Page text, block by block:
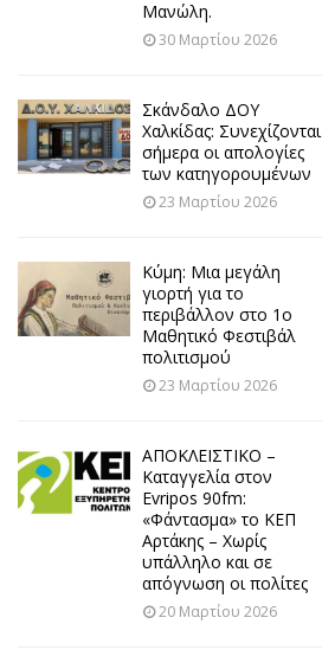
Μανώλη.
30 Μαρτίου 2026
Σκάνδαλο ΔΟΥ
Χαλκίδας: Συνεχίζονται
σήμερα οι απολογίες
των κατηγορουμένων
23 Μαρτίου 2026
Κύμη: Μια μεγάλη
γιορτή για το
περιβάλλον στο 1ο
Μαθητικό Φεστιβάλ
πολιτισμού
23 Μαρτίου 2026
ΑΠΟΚΛΕΙΣΤΙΚΟ –
Καταγγελία στον
Evripos 90fm:
«Φάντασμα» το ΚΕΠ
Αρτάκης – Χωρίς
υπάλληλο και σε
απόγνωση οι πολίτες
20 Μαρτίου 2026